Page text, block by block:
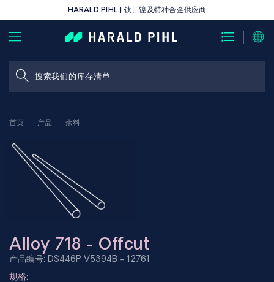
HARALD PIHL | 钛、镍及特种合金供应商
首页 产品 余料
Alloy 718 - Offcut
产品编号: DS446P V5394B - 12761
规格: